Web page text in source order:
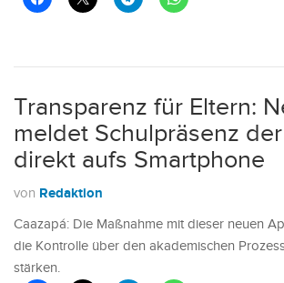
Transparenz für Eltern:
meldet Schulpräsenz
direkt aufs Smartphone
von Redaktion
Caazapá: Die Maßnahme mit dieser neuen
die Kontrolle über den akademischen
stärken.